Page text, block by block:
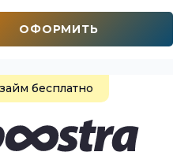
ОФОРМИТЬ
бесплатно